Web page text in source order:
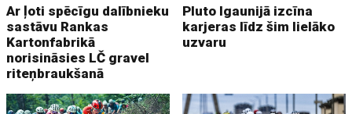
Ar ļoti spēcīgu dalībnieku
sastāvu Rankas
Kartonfabrikā
norisināsies LČ gravel
riteņbraukšanā
Pluto Igaunijā izcīna
karjeras līdz šim lielāko
uzvaru